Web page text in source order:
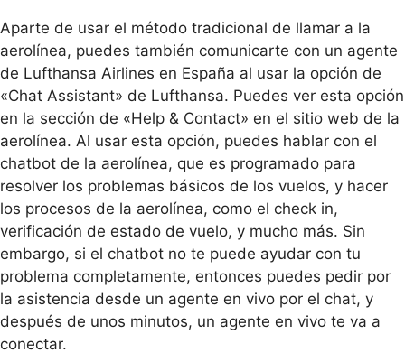
Aparte de usar el método tradicional de llamar a la
aerolínea, puedes también comunicarte con un agente
de Lufthansa Airlines en España al usar la opción de
«Chat Assistant» de Lufthansa. Puedes ver esta opción
en la sección de «Help & Contact» en el sitio web de la
aerolínea. Al usar esta opción, puedes hablar con el
chatbot de la aerolínea, que es programado para
resolver los problemas básicos de los vuelos, y hacer
los procesos de la aerolínea, como el check in,
verificación de estado de vuelo, y mucho más. Sin
embargo, si el chatbot no te puede ayudar con tu
problema completamente, entonces puedes pedir por
la asistencia desde un agente en vivo por el chat, y
después de unos minutos, un agente en vivo te va a
conectar.